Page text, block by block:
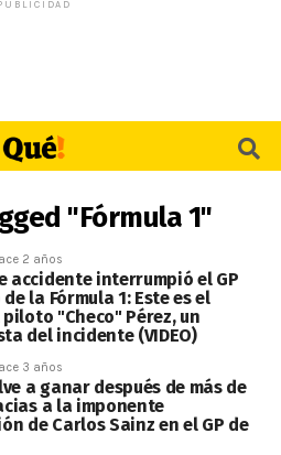
"Fórmula 1"
2 años
accidente interrumpió el GP
la Fórmula 1: Este es el
"Checo" Pérez, un
del incidente (VIDEO)
3 años
a ganar después de más de
a la imponente
de Carlos Sainz en el GP de